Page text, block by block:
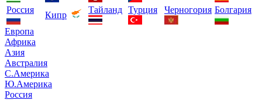
Россия
Кипр
Тайланд Турция Черногория Болгария
Европа
Африка
Азия
Австралия
С.Америка
Ю.Америка
Россия